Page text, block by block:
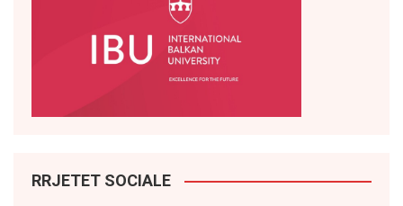
RRJETET SOCIALE